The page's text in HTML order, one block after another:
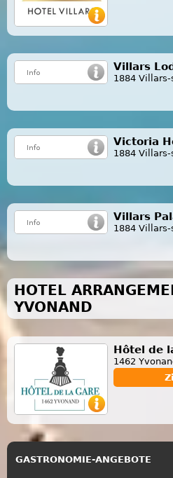
Villars
1884 Villars-
Victoria
1884 Villars-
Villars
1884 Villars-
HOTEL
YVONAND
Hôtel de
1462
GASTRONOMIE-ANGEBOTE